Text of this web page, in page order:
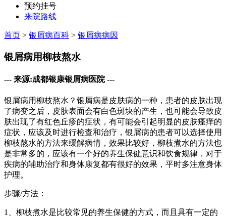
预约挂号
来院路线
首页 > 银屑病百科 > 银屑病病因
银屑病用柳枝熬水
--- 来源:成都银康银屑病医院 ---
银屑病用柳枝熬水？银屑病是皮肤病的一种，患者的皮肤出现
了病变之后，皮肤表面会有白色斑块的产生，也可能会导致皮
肤出现了有红色丘疹的症状，有可能会引起明显的皮肤瘙痒的
症状，应该及时进行检查和治疗，银屑病的患者可以选择使用
柳枝熬水的方法来缓解病情，效果比较好，柳枝煮水的方法也
是非常多的，应该有一个好的养生保健意识和饮食规律，对于
疾病的辅助治疗和身体康复都有很好的效果，平时多注意身体
护理。
步骤/方法：
1、柳枝煮水是比较常见的养生保健的方式，而且具有一定的